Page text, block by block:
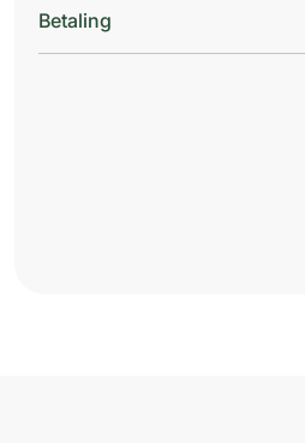
Betaling